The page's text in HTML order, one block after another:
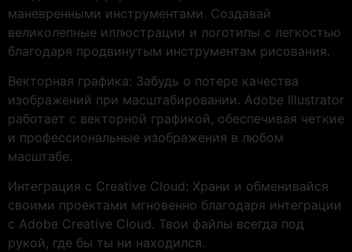
маневренными инструментами. Создавай
великолепные иллюстрации и логотипы с легкостью
благодаря продвинутым инструментам рисования.
Векторная графика: Забудь о потере качества
изображений при масштабировании. Adobe Illustrator
работает с векторной графикой, обеспечивая четкие
и профессиональные изображения в любом
масштабе.
Интеграция с Creative Cloud: Храни и обменивайся
своими проектами мгновенно благодаря интеграции
с Adobe Creative Cloud. Твои файлы всегда под
рукой, где бы ты ни находился.